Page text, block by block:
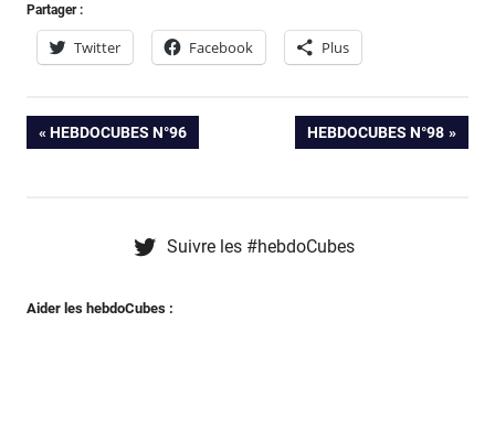
Partager :
Twitter Facebook Plus
Aribaud
Billaud
Navigation
PREVIOUS
HEBDOCUBES N°96
NEXT
HEBDOCUBES N°98
Suivre les #hebdoCubes
Aider les hebdoCubes :